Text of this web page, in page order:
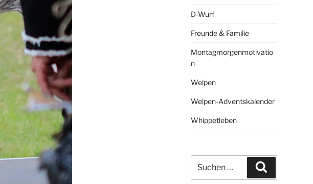
D-Wurf
Freunde & Familie
Montagmorgenmotivatio
n
Welpen
Welpen-Adventskalender
Whippetleben
nach: